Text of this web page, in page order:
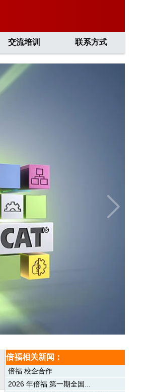
交流培训 联系方式
倍福相关新闻：
倍福 校企合作
2026 年倍福 第一期全国...